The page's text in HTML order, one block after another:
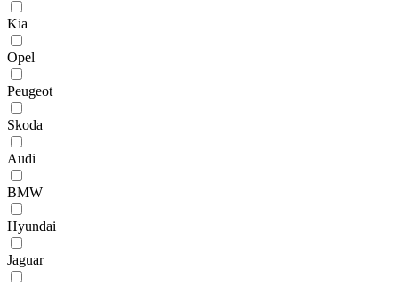
Kia
Opel
Peugeot
Skoda
Audi
BMW
Hyundai
Jaguar